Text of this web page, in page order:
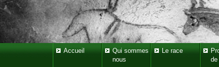
Accueil
Qui sommes
nous
Le race